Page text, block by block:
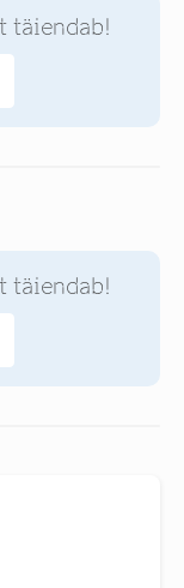
täiendab!
täiendab!